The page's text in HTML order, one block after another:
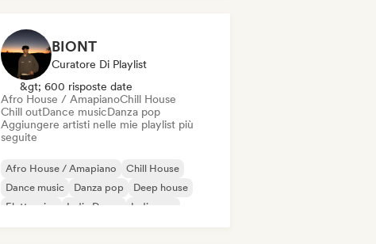
BIONT
Curatore Di Playlist
&gt; 600 risposte date
Afro House / AmapianoChill House
Chill outDance musicDanza pop
Aggiungere artisti nelle mie playlist più
seguite
Afro House / Amapiano
Chill House
Dance music
Danza pop
Deep house
Elettronica
Indie Dance Indie pop